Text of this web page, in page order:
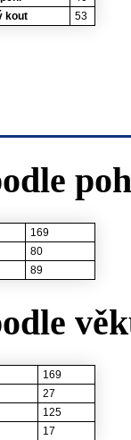
kout
53
169
80
89
169
27
125
17